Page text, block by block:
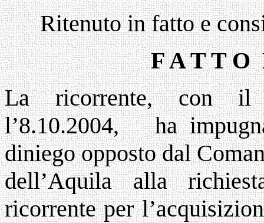
Ritenuto in fatto e
F A T T
La ricorrente, con il
l’8.10.2004, ha
diniego opposto dal
dell’Aquila alla
ricorrente per